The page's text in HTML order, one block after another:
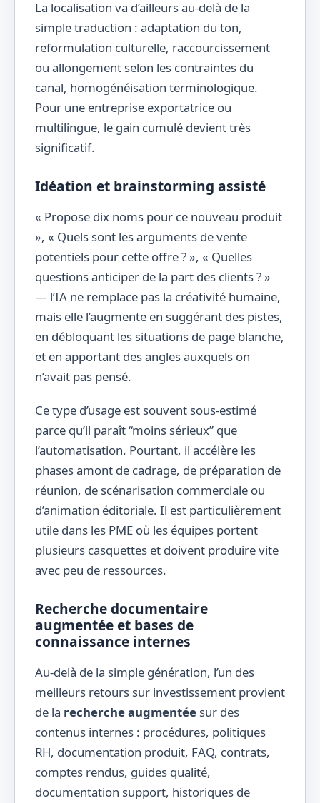
La localisation va d’ailleurs au-delà de la
simple traduction : adaptation du ton,
reformulation culturelle, raccourcissement
ou allongement selon les contraintes du
canal, homogénéisation terminologique.
Pour une entreprise exportatrice ou
multilingue, le gain cumulé devient très
significatif.
Idéation et brainstorming assisté
« Propose dix noms pour ce nouveau produit
», « Quels sont les arguments de vente
potentiels pour cette offre ? », « Quelles
questions anticiper de la part des clients ? »
— l’IA ne remplace pas la créativité humaine,
mais elle l’augmente en suggérant des pistes,
en débloquant les situations de page blanche,
et en apportant des angles auxquels on
n’avait pas pensé.
Ce type d’usage est souvent sous-estimé
parce qu’il paraît “moins sérieux” que
l’automatisation. Pourtant, il accélère les
phases amont de cadrage, de préparation de
réunion, de scénarisation commerciale ou
d’animation éditoriale. Il est particulièrement
utile dans les PME où les équipes portent
plusieurs casquettes et doivent produire vite
avec peu de ressources.
Recherche documentaire
augmentée et bases de
connaissance internes
Au-delà de la simple génération, l’un des
meilleurs retours sur investissement provient
de la recherche augmentée sur des
contenus internes : procédures, politiques
RH, documentation produit, FAQ, contrats,
comptes rendus, guides qualité,
documentation support, historiques de